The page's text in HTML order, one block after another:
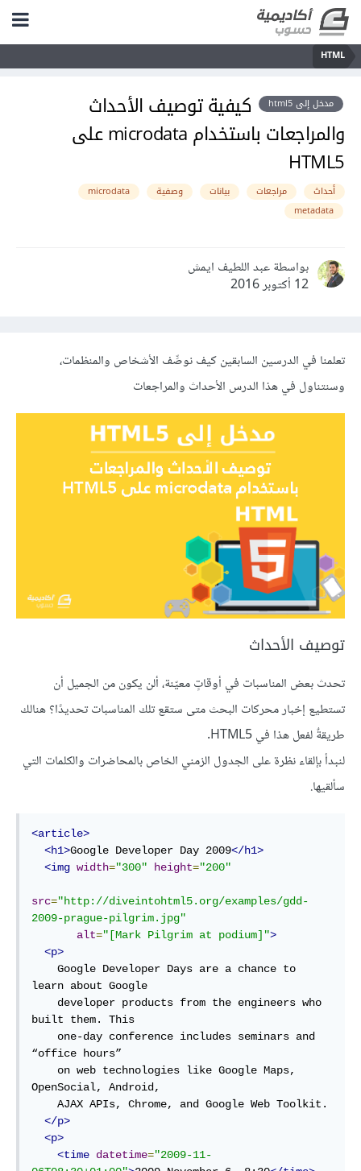
HTML
مدخل إلى html5
كيفية توصيف الأحداث
والمراجعات باستخدام microdata على
HTML5
أحداث مراجعات بيانات وصفية
microdata
metadata
بواسطة عبد اللطيف ايمش
12 أكتوبر 2016
تعلمنا في الدرسين السابقين كيف نوصِّف الأشخاص والمنظمات،
وسنتناول في هذا الدرس الأحداث والمراجعات
توصيف الأحداث
تحدث بعض المناسبات في أوقاتٍ معيّنة، ألن يكون من الجميل أن
تستطيع إخبار محركات البحث متى ستقع تلك المناسبات تحديدًا؟ هنالك
طريقةٌ لفعل هذا في HTML5.
لنبدأ بإلقاء نظرة على الجدول الزمني الخاص بالمحاضرات والكلمات التي
سألقيها.
<article>
<h1>Google Developer Day 2009</h1>
<img width="300" height="200"
src="http://diveintohtml5.org/examples/gdd-
2009-prague-pilgrim.jpg"
alt="[Mark Pilgrim at podium]">
<p>
learn about Google
built them. This
“office hours”
OpenSocial, Android,
</p>
<p>
<time datetime="2009-11-